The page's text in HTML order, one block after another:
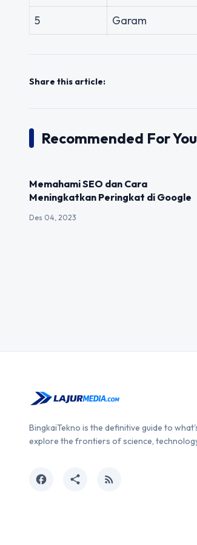
5
Garam
Share this article:
Recommended For You
Memahami SEO dan Cara
Meningkatkan Peringkat di Google
Des 04, 2023
BingkaiTekno is the definitive guide to
explore the frontiers of science,
facebook share rss_feed